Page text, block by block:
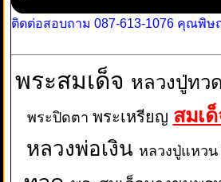
ติดต่อสอบถาม 087-613-1076 คุณพิ
พระสมเด็จ หลวงปู่ทวด
พระปิดตา พระเหรียญ สมเ
หลวงพ่อเงิน หลวงปู่แหวน